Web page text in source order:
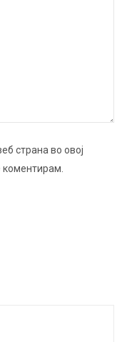
страна во овој
коментирам.